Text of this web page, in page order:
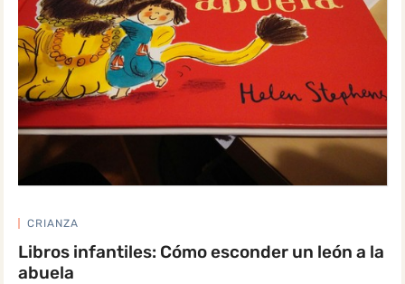
CRIANZA
Libros infantiles: Cómo esconder un león a la
abuela